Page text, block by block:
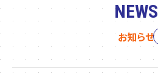
NEWS
お知らせ